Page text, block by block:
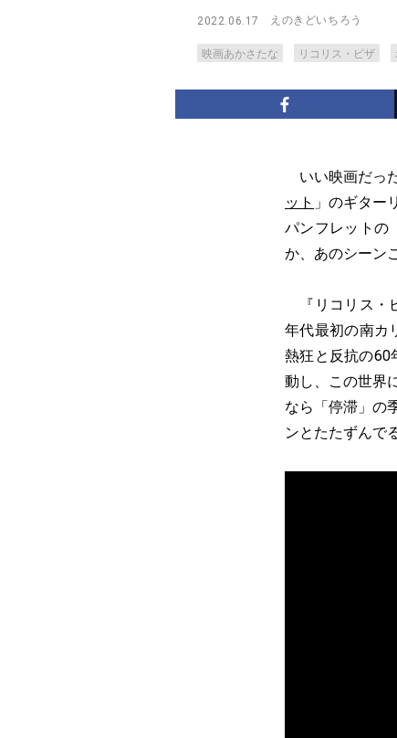
2022.06.17 えのきどいちろう
映画あかさたな リコリス・ピザ
いい映画だっ
ット 」のギター
パンフレットの
か、あのシーン
『リコリス・
年代最初の南カ
熱狂と反抗の60
動し、この世界
なら「停滞」の
ンとたたずんで